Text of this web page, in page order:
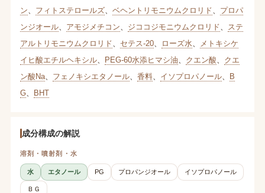
ン
フィトステロールズ、 ベヘントリモニウムクロリド
プロパ
ンジオール、 アモジメチコン ジココジモニウムクロリド
ステ
アルトリモニウムクロリド
セテス-20、 ローズ水
メトキシケ
イヒ酸エチルヘキシル、 PEG-60水添ヒマシ油 クエン酸
クエ
ン酸Na、 フェノキシエタノール、 香料、 イソプロパノール、 B
G、 BHT
成分構成の解説
溶剤・噴射剤・水
水 エタノール PG プロパンジオール イソプロパノール
ＢＧ